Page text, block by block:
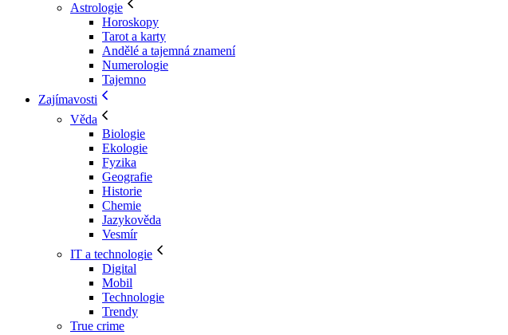
Astrologie
Horoskopy
Tarot a karty
Andělé a tajemná znamení
Numerologie
Tajemno
Zajímavosti
Věda
Biologie
Ekologie
Fyzika
Geografie
Historie
Chemie
Jazykověda
Vesmír
IT a technologie
Digital
Mobil
Technologie
Trendy
True crime